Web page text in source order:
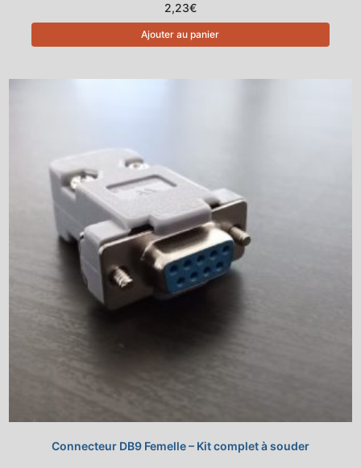
2,23€
Ajouter au panier
Connecteur DB9 Femelle – Kit complet à souder